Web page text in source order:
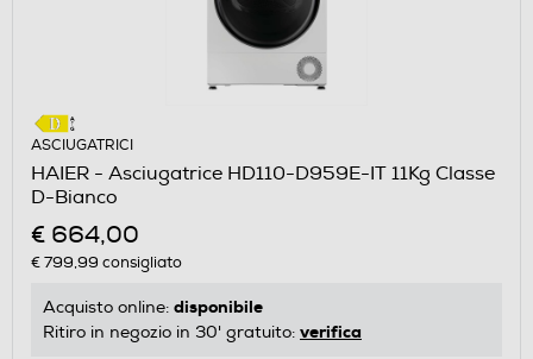
ASCIUGATRICI
HAIER - Asciugatrice HD110-D959E-IT 11Kg Classe
D-Bianco
€ 664,00
€ 799,99 consigliato
Acquisto online: disponibile
Ritiro in negozio in 30' gratuito: verifica